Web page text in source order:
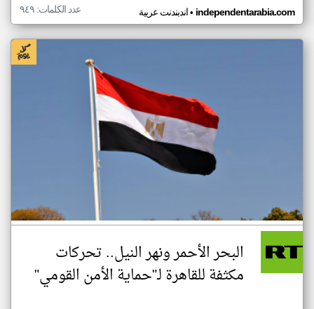
اندبندنت عربية• independentarabia.com عدد الكلمات: ٩٤٩
البحر الأحمر ونهر النيل.. تحركات
مكثفة للقاهرة لـ"حماية الأمن القومي"